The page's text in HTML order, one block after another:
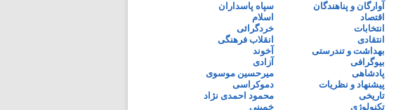
آوارگان و پناهندگان
اقتصاد
انتخابات
انتقادی
بهداشت و تندرستی
بیوگرافی
پادشاهی
پیشنهاد و نظریات
تاریخی
تکنولوژی
سپاه پاسداران
اسلام
خردگرائی
انقلاب فرهنگی
آخوند
آزادی
میرحسین موسوی
دموکراسی
محمود احمدی نژاد
خمینی